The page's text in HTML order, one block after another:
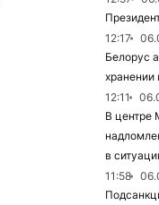
12:17
Белорус
хранении
12:11
В центре
в
11:58